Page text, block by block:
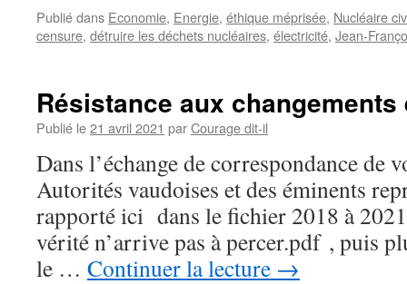
Publié dans Economie, Energie, éthique méprisée, Nucléaire
censure, détruire les déchets nucléaires, électricité, Jean-
Résistance aux
Publié le21 avril 2021 parCourage dit-il
Dans l’échange de correspondance de
Autorités vaudoises et des éminents
rapporté ici dans le fichier 2018 à
vérité n’arrive pas à percer.pdf , puis
le … Continuer la lecture →